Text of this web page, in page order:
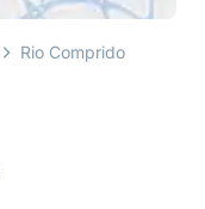
Rio Comprido